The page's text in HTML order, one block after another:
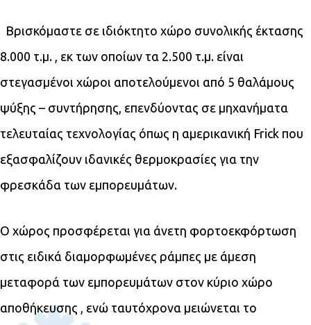
Βρισκόμαστε σε ιδιόκτητο χώρο συνολικής έκτασης
8.000 τ.μ. , εκ των οποίων τα 2.500 τ.μ. είναι
στεγασμένοι χώροι αποτελούμενοι από 5 θαλάμους
ψύξης – συντήρησης, επενδύοντας σε μηχανήματα
τελευταίας τεχνολογίας όπως η αμερικανική Frick που
εξασφαλίζουν ιδανικές θερμοκρασίες για την
φρεσκάδα των εμπορευμάτων.
Ο χώρος προσφέρεται για άνετη φορτοεκφόρτωση
στις ειδικά διαμορφωμένες ράμπες με άμεση
μεταφορά των εμπορευμάτων στον κύριο χώρο
αποθήκευσης , ενώ ταυτόχρονα μειώνεται το